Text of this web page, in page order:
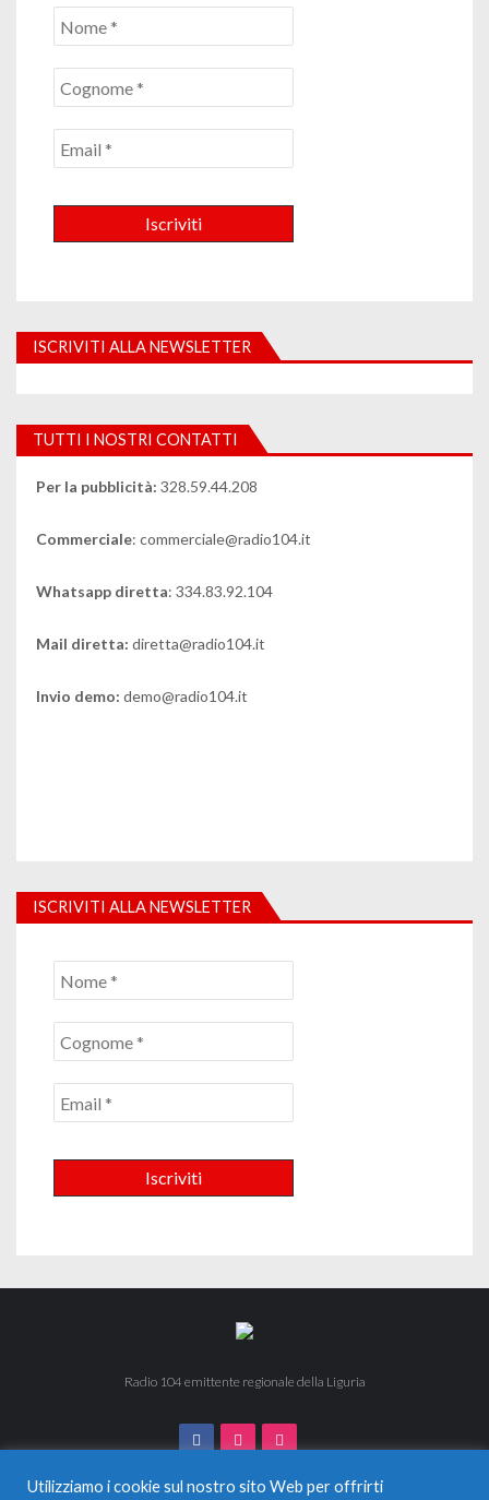
ISCRIVITI ALLA NEWSLETTER
TUTTI I NOSTRI CONTATTI
Per la pubblicità: 328.59.44.208
Commerciale: commerciale@radio104.it
Whatsapp diretta: 334.83.92.104
Mail diretta: diretta@radio104.it
Invio demo: demo@radio104.it
ISCRIVITI ALLA NEWSLETTER
Radio 104 emittente regionale della Liguria
Utilizziamo i cookie sul nostro sito Web per offrirti